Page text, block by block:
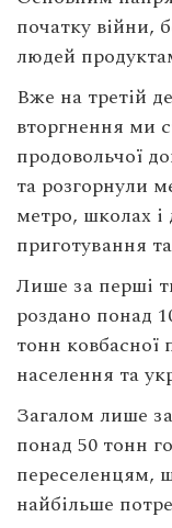
початку війни,
людей
Вже на третій
вторгнення ми
продовольчої
та розгорнули
метро, школах і
приготування
Лише за перші
роздано понад
тонн ковбасної
населення та
Загалом лише
понад 50 тонн
переселенцям,
найбільше